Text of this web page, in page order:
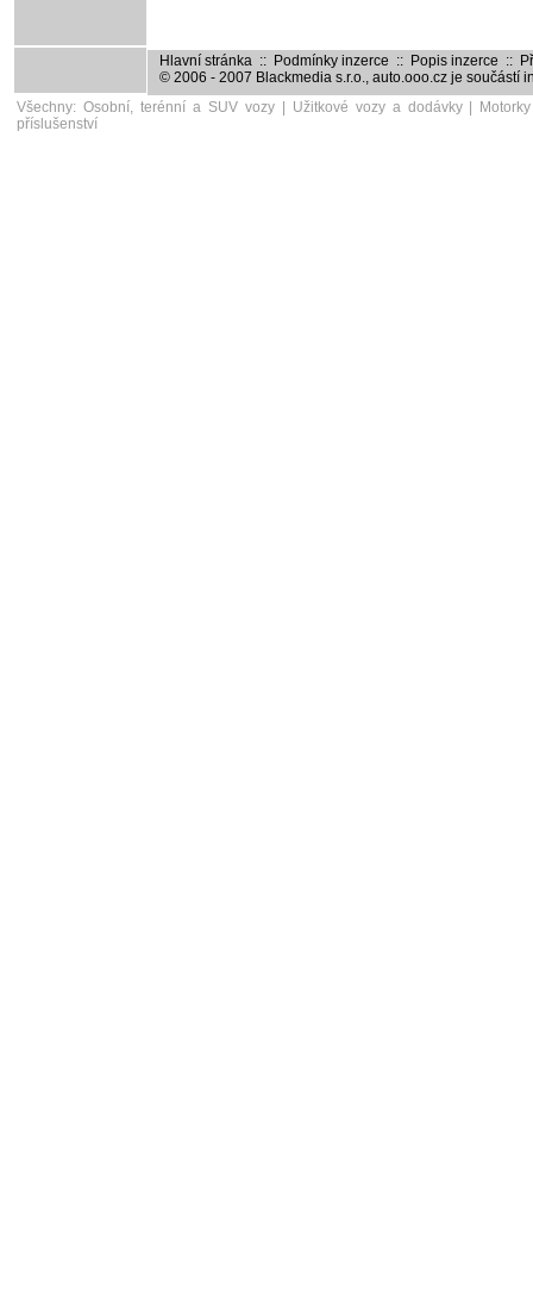
Hlavní stránka :: Podmínky inzerce :: Popis inzerce ::
© 2006 - 2007 Blackmedia s.r.o., auto.ooo.cz je součástí
Všechny: Osobní, terénní a SUV vozy| Užitkové vozy a dodávky|
příslušenství